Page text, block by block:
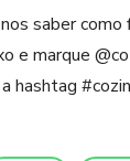
saber como
e marque
hashtag